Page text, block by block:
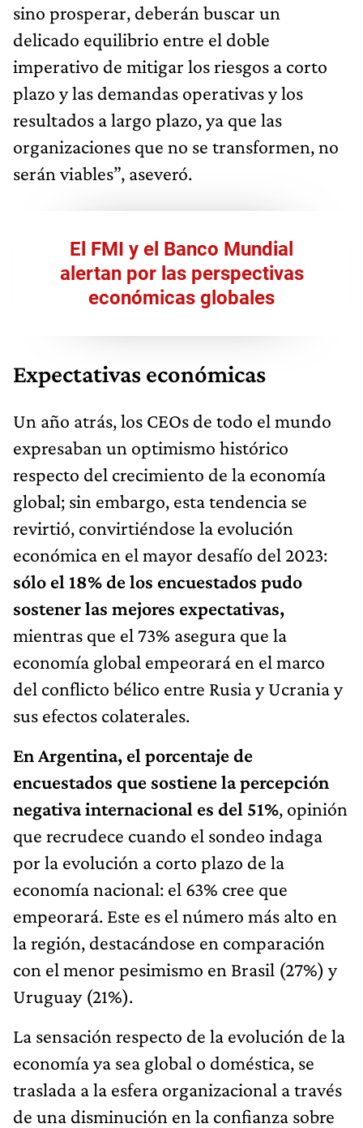
sino prosperar, deberán buscar un
delicado equilibrio entre el doble
imperativo de mitigar los riesgos a corto
plazo y las demandas operativas y los
resultados a largo plazo, ya que las
organizaciones que no se transformen, no
serán viables”, aseveró.
El FMI y el Banco Mundial
alertan por las perspectivas
económicas globales
Expectativas económicas
Un año atrás, los CEOs de todo el mundo
expresaban un optimismo histórico
respecto del crecimiento de la economía
global; sin embargo, esta tendencia se
revirtió, convirtiéndose la evolución
económica en el mayor desafío del 2023:
sólo el 18% de los encuestados pudo
sostener las mejores expectativas,
mientras que el 73% asegura que la
economía global empeorará en el marco
del conflicto bélico entre Rusia y Ucrania y
sus efectos colaterales.
En Argentina, el porcentaje de
encuestados que sostiene la percepción
negativa internacional es del 51%, opinión
que recrudece cuando el sondeo indaga
por la evolución a corto plazo de la
economía nacional: el 63% cree que
empeorará. Este es el número más alto en
la región, destacándose en comparación
con el menor pesimismo en Brasil (27%) y
Uruguay (21%).
La sensación respecto de la evolución de la
economía ya sea global o doméstica, se
traslada a la esfera organizacional a través
de una disminución en la confianza sobre